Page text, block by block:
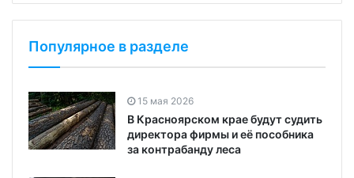
Популярное в разделе
15 мая 2026
В Красноярском крае будут судить
директора фирмы и её пособника
за контрабанду леса